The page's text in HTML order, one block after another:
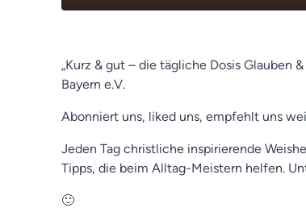
„Kurz & gut – die tägliche Dosis Glauben
Bayern e.V.
Abonniert uns, liked uns, empfehlt uns
Jeden Tag christliche inspirierende
Tipps, die beim Alltag-Meistern helfen.
🙂